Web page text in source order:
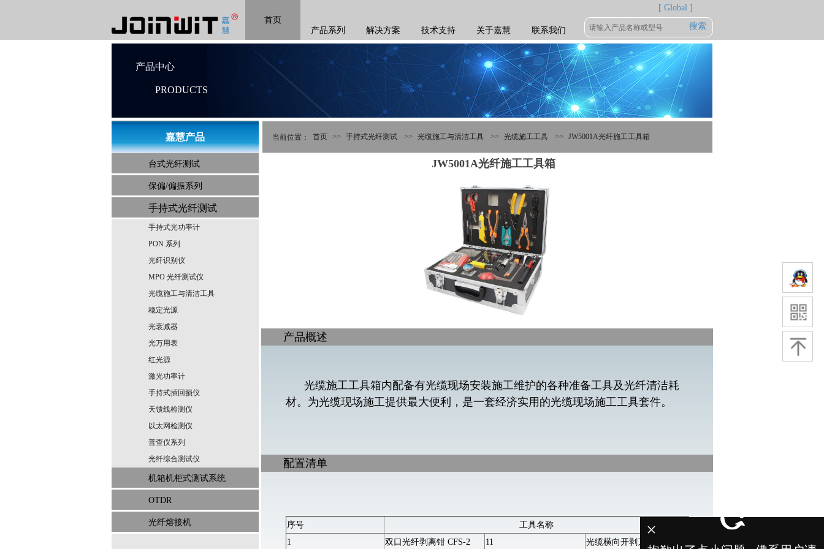
×
搜索
首页
产品系列
解决方案 技术支持 关于嘉慧 联系我们
[ Global ]
产品中心
PRODUCTS
​嘉慧产品
台式光纤测试
保偏/偏振系列
手持式光纤测试
手持式光功率计
PON 系列
光纤识别仪
MPO 光纤测试仪
光缆施工与清洁工具
稳定光源
光衰减器
光万用表
红光源
激光功率计
手持式插回损仪
天馈线检测仪
以太网检测仪
普查仪系列
光纤综合测试仪
机箱机柜式测试系统
OTDR
光纤熔接机
当前位置： 首页 >> 手持式光纤测试 >> 光缆施工与清洁工具 >> 光缆施工工具 >> JW5001A光纤施工工具箱
​嘉慧产品
JW5001A光纤施工工具箱
产品概述
光缆施工工具箱内配备有光缆现场安装施工维护的各种准备工具及光纤清洁耗
材。为光缆现场施工提供最大便利，是一套经济实用的光缆现场施工工具套件。
配置清单
序号
工具名称
1
双口光纤剥离钳 CFS-2 11 光缆横向开剥刀(3-32mm)